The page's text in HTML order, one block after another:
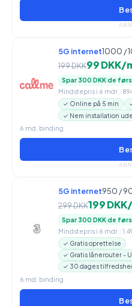
5G internet1000 /
199 DKK99 DKK/
Spar 300 DKK de
Mindstepris i 6 mdr.:
✓ Online på 5 min
✓ Nem installation
6 md. binding
5G internet950 /
299 DKK199
Spar 300 DKK de
Mindstepris i 6 mdr.:
✓ Gratis oprettelse
✓ Gratis lånerouter -
✓ 30 dages
6 md. binding